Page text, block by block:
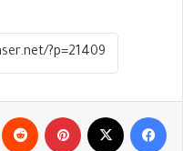
فيسبوك بينتيريست